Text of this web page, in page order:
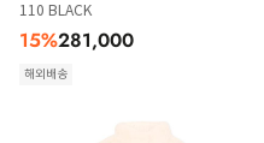
110 BLACK
15%281,000
해외배송